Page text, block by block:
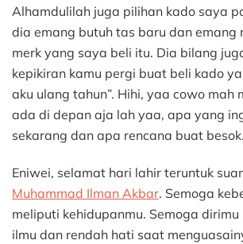
Alhamdulilah juga pilihan kado saya
dia emang butuh tas baru dan emang
merk yang saya beli itu. Dia bilang
kepikiran kamu pergi buat beli kado
aku ulang tahun”. Hihi, yaa cowo mah
ada di depan aja lah yaa, apa yang
sekarang dan apa rencana buat besok.
Eniwei, selamat hari lahir teruntuk
Muhammad Ilman Akbar. Semoga
meliputi kehidupanmu. Semoga
ilmu dan rendah hati saat